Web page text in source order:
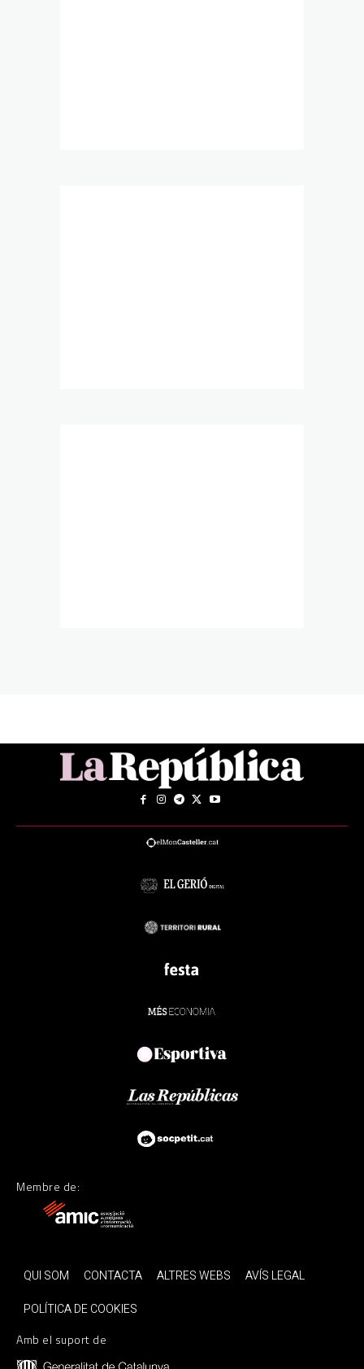
Membre de:
QUI SOM CONTACTA ALTRES WEBS
AVÍS LEGAL
POLÍTICA DE COOKIES
Amb el suport de